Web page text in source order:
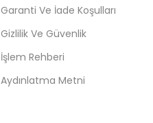
Garanti Ve İade Koşulları
Gizlilik Ve Güvenlik
İşlem Rehberi
Aydınlatma Metni